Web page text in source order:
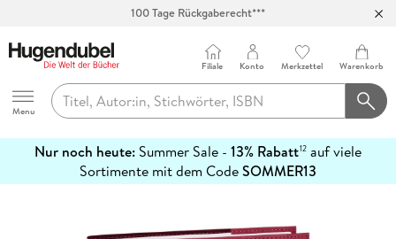
Hugendubel
Menu
Filiale Konto Merkzettel Warenkorb
Nur noch heute: Summer Sale - 13% Rabatt12 auf viele
Sortimente mit dem CodeSOMMER13
erfahren